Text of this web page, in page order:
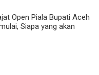
Open Piala Bupati Aceh
Siapa yang akan